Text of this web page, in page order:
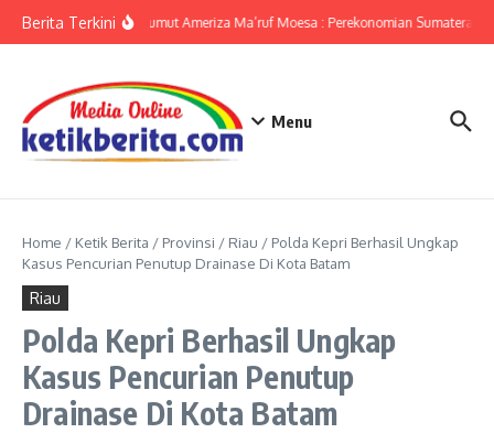
Berita TerkiniKPwBI Sumut Ameriza Ma’ruf Moesa : Perekonomian Sumatera
Menu
Home / Ketik Berita / Provinsi / Riau / Polda Kepri Berhasil Ungkap
Kasus Pencurian Penutup Drainase Di Kota Batam
Riau
Polda Kepri Berhasil Ungkap
Kasus Pencurian Penutup
Drainase Di Kota Batam